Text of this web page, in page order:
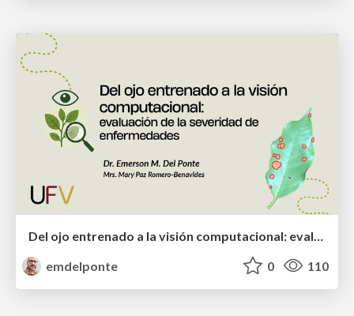
emdelponte
0 110